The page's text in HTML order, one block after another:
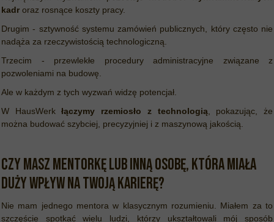
kadr oraz rosnące koszty pracy.
Drugim - sztywność systemu zamówień publicznych, który często nie
nadąża za rzeczywistością technologiczną.
Trzecim - przewlekłe procedury administracyjne związane z
pozwoleniami na budowę.
Ale w każdym z tych wyzwań widzę potencjał.
W HausWerkłączymy rzemiosło z technologią , pokazując, że
można budować szybciej, precyzyjniej i z maszynową jakością.
Czy masz mentorkę lub inną osobę, która miała
duży wpływ na Twoją karierę?
Nie mam jednego mentora w klasycznym rozumieniu. Miałem za to
szczęście spotkać wielu ludzi, którzy ukształtowali mój sposób